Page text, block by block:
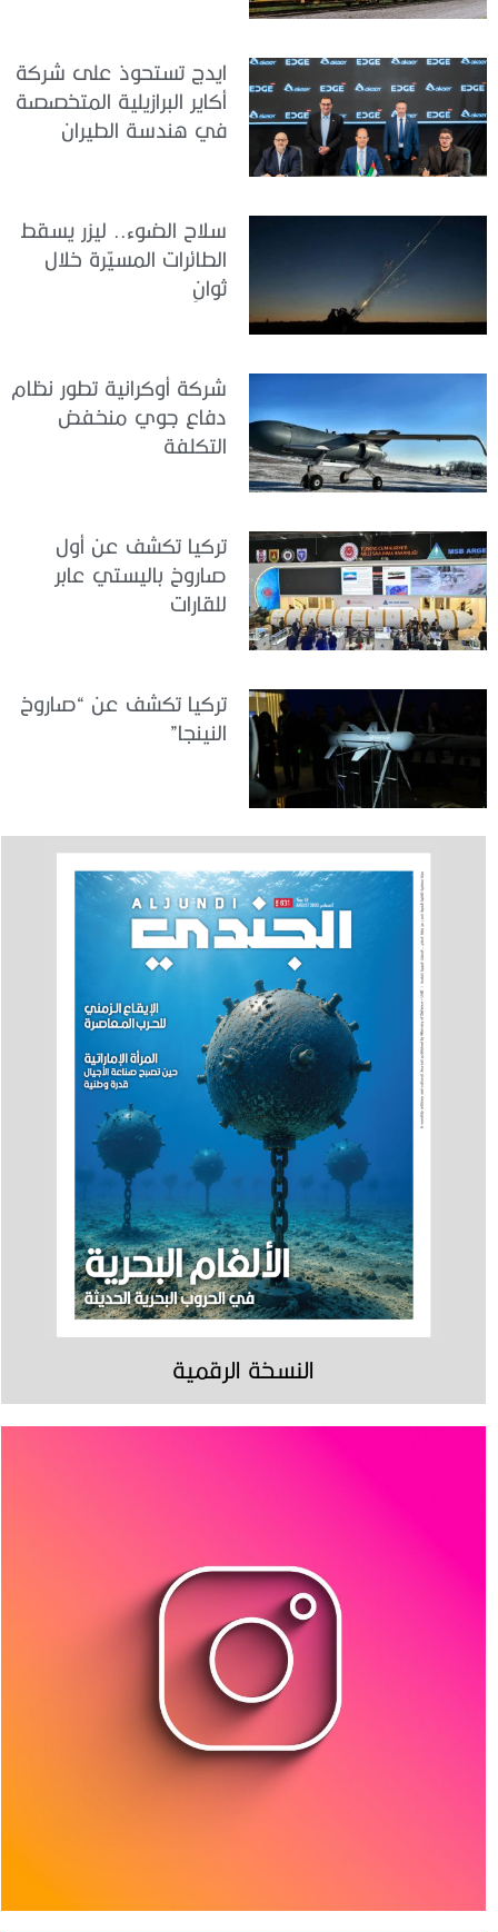
ايدج تستحوذ على شركة
أكاير البرازيلية المتخصصة
في هندسة الطيران
سلاح الضوء.. ليزر يسقط
الطائرات المسيّرة خلال
ثوانٍ
شركة أوكرانية تطور نظام
دفاع جوي منخفض
التكلفة
تركيا تكشف عن أول
صاروخ باليستي عابر
للقارات
تركيا تكشف عن “صاروخ
النينجا”
النسخة الرقمية